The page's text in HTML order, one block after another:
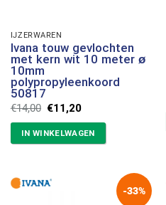
IJZERWAREN
Ivana touw gevlochten
met kern wit 10 meter ø
10mm
polypropyleenkoord
50817
€14,00 Oorspronkelijke
was:
€14,00.
€11,20Huidige
is:
€11,20.
IN WINKELWAGEN
-33%